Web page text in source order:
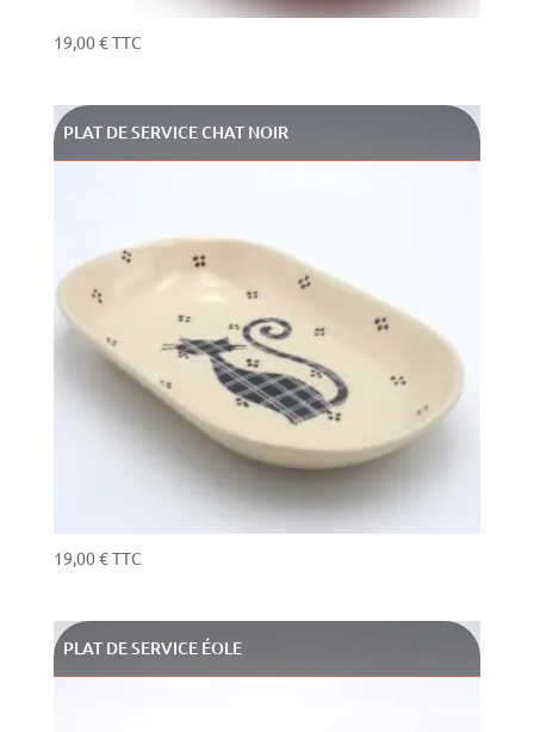
19,00€TTC
PLAT DE SERVICE CHAT NOIR
19,00€TTC
PLAT DE SERVICE ÉOLE